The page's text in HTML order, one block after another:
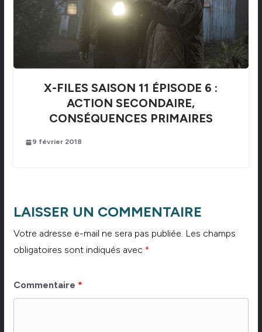
X-FILES SAISON 11 ÉPISODE 6 :
ACTION SECONDAIRE,
CONSÉQUENCES PRIMAIRES
9 février 2018
LAISSER UN COMMENTAIRE
Votre adresse e-mail ne sera pas publiée. Les champs
obligatoires sont indiqués avec *
Commentaire *